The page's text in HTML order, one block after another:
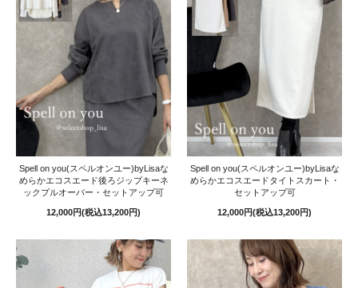
Spell on you(スペルオンユー)byLisaな
めらかエコスエード後ろジップキーネ
ックプルオーバー・セットアップ可
12,000円(税込13,200円)
Spell on you(スペルオンユー)byLisaな
めらかエコスエードタイトスカート・
セットアップ可
12,000円(税込13,200円)